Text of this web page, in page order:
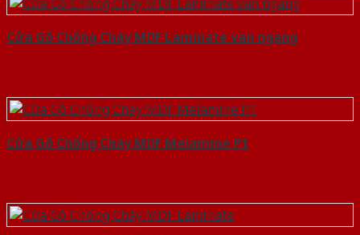
Cửa Gỗ Chống Cháy MDF Laminate van ngang
Cửa Gỗ Chống Cháy MDF Melamine P1